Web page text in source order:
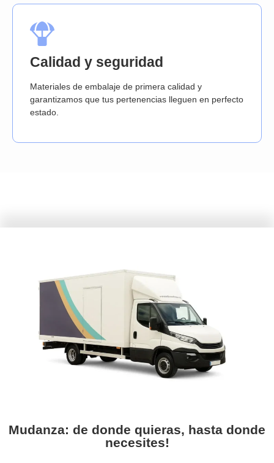
Calidad y seguridad
Materiales de embalaje de primera calidad y
garantizamos que tus pertenencias lleguen en perfecto
estado.
Mudanza: de donde quieras, hasta donde
necesites!